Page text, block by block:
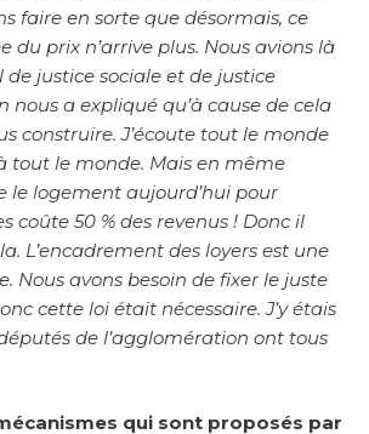
faire en sorte que désormais, ce
du prix n’arrive plus. Nous avions là
justice sociale et de justice
nous a expliqué qu’à cause de cela
construire. J’écoute tout le monde
tout le monde. Mais en même
le logement aujourd’hui pour
coûte 50 % des revenus ! Donc il
L’encadrement des loyers est une
Nous avons besoin de fixer le juste
cette loi était nécessaire. J’y étais
de l’agglomération ont tous
qui sont proposés par